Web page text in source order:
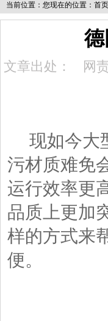
当前位置：您现在的位置： 首页
文章出处： 网
现如今大
污材质难免
运行效率更
品质上更加
样的方式来
便。